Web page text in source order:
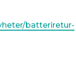
batteriretur-